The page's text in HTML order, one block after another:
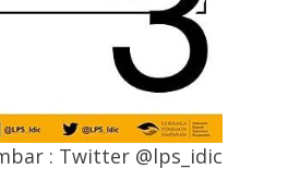
: Twitter @lps_idic